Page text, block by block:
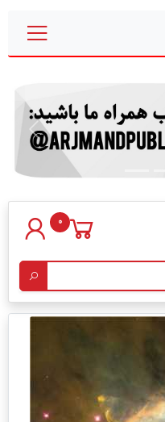
بعدی
0